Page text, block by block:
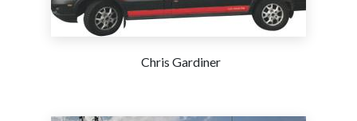
Chris Gardiner